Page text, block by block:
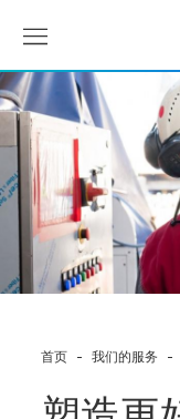
塑
造
好
的
工
首页 我们的服务